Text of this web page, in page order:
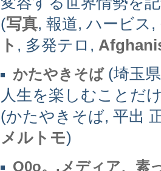
(写真, 報道, ハービス,
ト , 多発テロ,
かたやきそば(埼玉
人生を楽しむことだ
(かたやきそば, 平出
メルトモ)
O0o。.メディア、素